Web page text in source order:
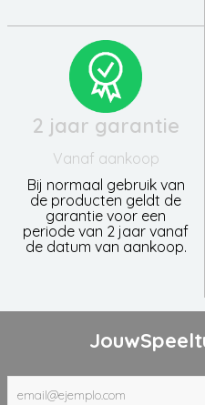
2 jaar garantie
Vanaf aankoop
Bij normaal gebruik van
de producten geldt de
garantie voor een
periode van 2 jaar vanaf
de datum van aankoop.